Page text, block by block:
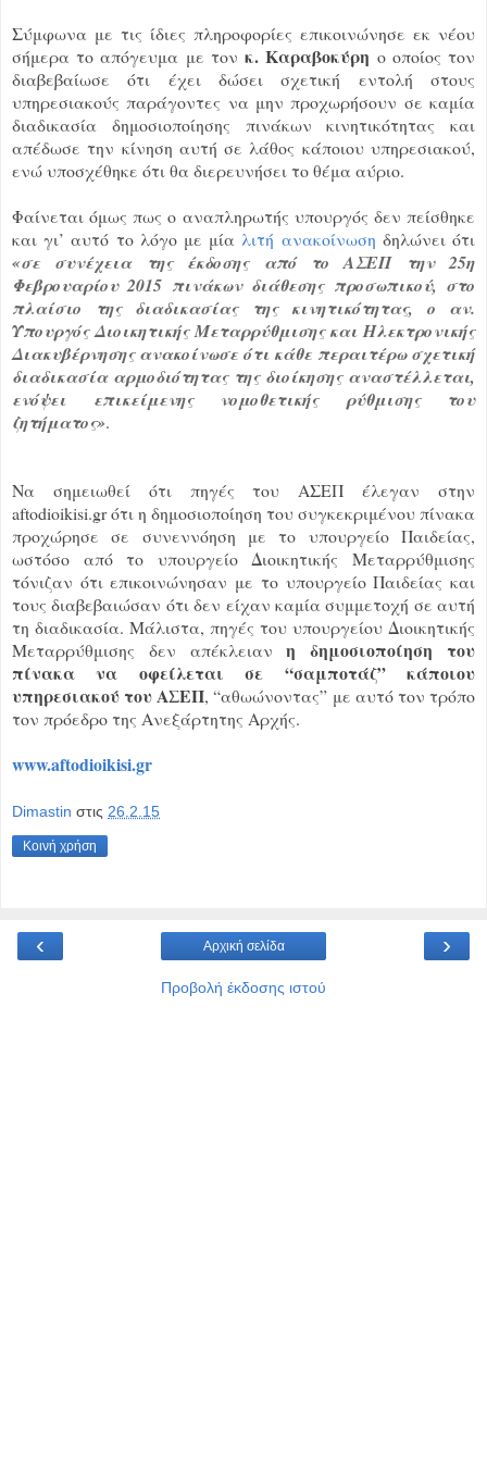
Σύμφωνα με τις ίδιες πληροφορίες επικοινώνησε εκ νέου
σήμερα το απόγευμα με τονκ. Καραβοκύρη ο οποίος τον
διαβεβαίωσε ότι έχει δώσει σχετική εντολή στους
υπηρεσιακούς παράγοντες να μην προχωρήσουν σε καμία
διαδικασία δημοσιοποίησης πινάκων κινητικότητας και
απέδωσε την κίνηση αυτή σε λάθος κάποιου υπηρεσιακού,
ενώ υποσχέθηκε ότι θα διερευνήσει το θέμα αύριο.
Φαίνεται όμως πως ο αναπληρωτής υπουργός δεν πείσθηκε
και γι’ αυτό το λόγο με μία λιτή ανακοίνωση δηλώνει ότι
«σε συνέχεια της έκδοσης από το ΑΣΕΠ την 25η
Φεβρουαρίου 2015 πινάκων διάθεσης προσωπικού, στο
πλαίσιο της διαδικασίας της κινητικότητας, ο αν.
Υπουργός Διοικητικής Μεταρρύθμισης και Ηλεκτρονικής
Διακυβέρνησης ανακοίνωσε ότι κάθε περαιτέρω σχετική
διαδικασία αρμοδιότητας της διοίκησης αναστέλλεται,
ενόψει επικείμενης νομοθετικής ρύθμισης του
ζητήματος».
Να σημειωθεί ότι πηγές του ΑΣΕΠ έλεγαν στην
aftodioikisi.gr ότι η δημοσιοποίηση του συγκεκριμένου πίνακα
προχώρησε σε συνεννόηση με το υπουργείο Παιδείας,
ωστόσο από το υπουργείο Διοικητικής Μεταρρύθμισης
τόνιζαν ότι επικοινώνησαν με το υπουργείο Παιδείας και
τους διαβεβαιώσαν ότι δεν είχαν καμία συμμετοχή σε αυτή
τη διαδικασία. Μάλιστα, πηγές του υπουργείου Διοικητικής
Μεταρρύθμισης δεν απέκλειανη δημοσιοποίηση του
πίνακα να οφείλεται σε “σαμποτάζ” κάποιου
υπηρεσιακού του ΑΣΕΠ, “αθωώνοντας” με αυτό τον τρόπο
τον πρόεδρο της Ανεξάρτητης Αρχής.
www.aftodioikisi.gr
Dimastin στις 26.2.15
Κοινή χρήση
‹ ›
Αρχική σελίδα
Προβολή έκδοσης ιστού